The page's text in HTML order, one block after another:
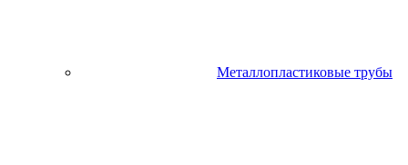
Металлопластиковые трубы